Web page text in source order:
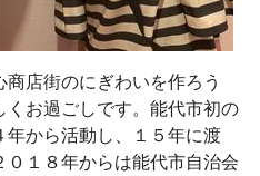
店街のにぎわいを作ろう
お過ごしです。能代市初の
から活動し、１５年に渡
０１８年からは能代市自治会